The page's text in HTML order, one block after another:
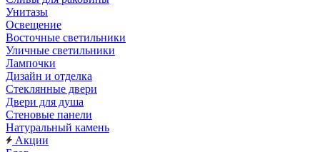
Унитазы
Освещение
Восточные светильники
Уличные светильники
Лампочки
Дизайн и отделка
Стеклянные двери
Двери для душа
Стеновые панели
Натуральный камень
Акции